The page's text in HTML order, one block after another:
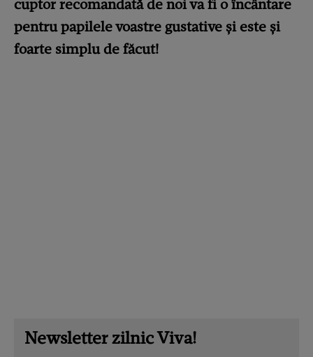
cuptor recomandată de noi va fi o încântare
pentru papilele voastre gustative și este și
foarte simplu de făcut!
Newsletter zilnic Viva!